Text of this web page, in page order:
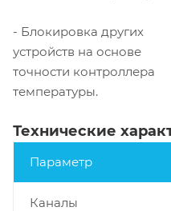
- Блокировка других
устройств на основе
точности контроллера
температуры.
Технические
Параметр
Каналы